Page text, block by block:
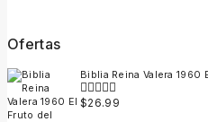
Ofertas
Biblia Reina Valera 1960
0
$26.99